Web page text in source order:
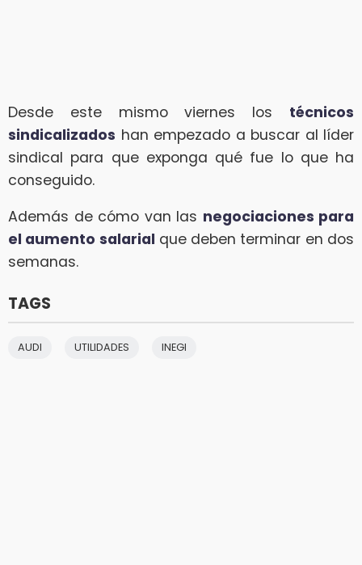
Desde este mismo viernes los técnicos
sindicalizados han empezado a buscar al líder
sindical para que exponga qué fue lo que ha
conseguido.
Además de cómo van las negociaciones para
el aumento salarial que deben terminar en dos
semanas.
TAGS
AUDI UTILIDADES INEGI